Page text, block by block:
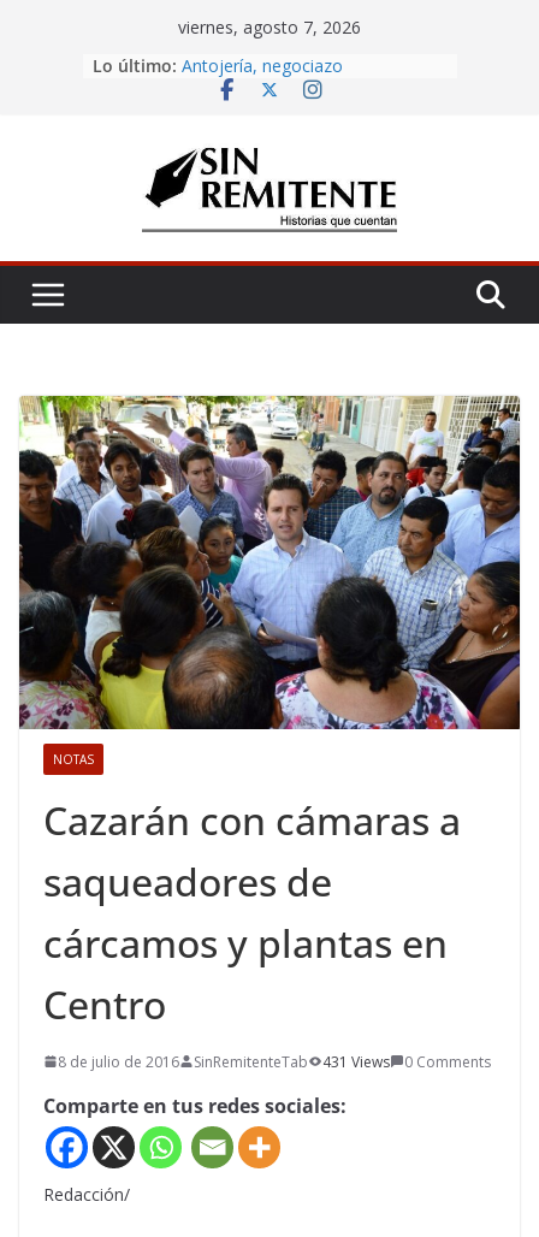
viernes, agosto 7, 2026
Lo último: Amor eterno
Antojería, negociazo
¡Inicia Festival Cultural Ceiba 2026!
Misa de 12
NOTAS
Cazarán con cámaras a
saqueadores de
cárcamos y plantas en
Centro
8 de julio de 2016 SinRemitenteTab 431 Views 0 Comments
Comparte en tus redes sociales:
Redacción/